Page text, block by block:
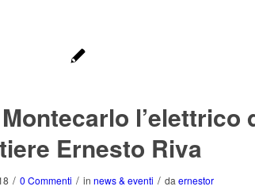
l’elettrico
Ernesto Riva
/ 0 Commenti / in news & eventi / da ernestor